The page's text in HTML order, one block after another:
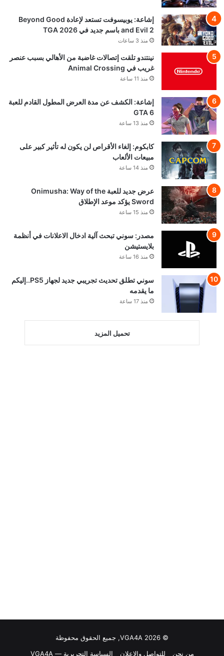
إشاعة: يوبيسوفت تستعد لإعادة Beyond Good
and Evil 2 باسم جديد في TGA 2026
منذ 3 ساعات
نينتندو تلقت إتصالات غاضبة من الأهالي بسبب عنصر
غريب في Animal Crossing
منذ 11 ساعة
إشاعة: الكشف عن مدة العرض المطول القادم للعبة
GTA 6
منذ 13 ساعة
كابكوم: إلغاء الأقراص لن يكون له تأثير كبير على
مبيعات الألعاب
منذ 14 ساعة
عرض جديد للعبة Onimusha: Way of the
Sword يؤكد موعد الإطلاق
منذ 15 ساعة
مصدر: سوني تبحث آلية ادخال الاعلانات في أنظمة
بلايستيشن
منذ 16 ساعة
سوني تطلق تحديث تجريبي جديد لجهاز PS5..إليكم
ما يقدمه
منذ 17 ساعة
تحميل المزيد
© VGA4A 2026, جميع الحقوق محفوظة
من نحن
للتواصل والاعلان السياسة التحريرية — VGA4A